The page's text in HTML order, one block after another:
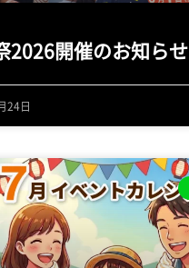
2026開催のお知らせ
24日